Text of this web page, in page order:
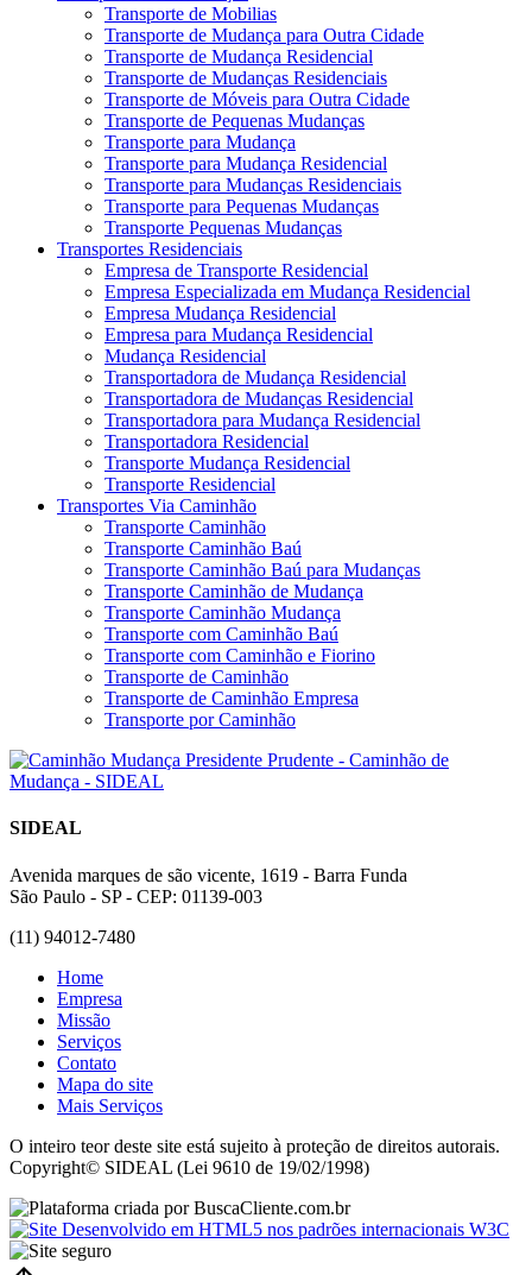
Transporte de Mobilias
Transporte de Mudança para Outra Cidade
Transporte de Mudança Residencial
Transporte de Mudanças Residenciais
Transporte de Móveis para Outra Cidade
Transporte de Pequenas Mudanças
Transporte para Mudança
Transporte para Mudança Residencial
Transporte para Mudanças Residenciais
Transporte para Pequenas Mudanças
Transporte Pequenas Mudanças
Transportes Residenciais
Empresa de Transporte Residencial
Empresa Especializada em Mudança Residencial
Empresa Mudança Residencial
Empresa para Mudança Residencial
Mudança Residencial
Transportadora de Mudança Residencial
Transportadora de Mudanças Residencial
Transportadora para Mudança Residencial
Transportadora Residencial
Transporte Mudança Residencial
Transporte Residencial
Transportes Via Caminhão
Transporte Caminhão
Transporte Caminhão Baú
Transporte Caminhão Baú para Mudanças
Transporte Caminhão de Mudança
Transporte Caminhão Mudança
Transporte com Caminhão Baú
Transporte com Caminhão e Fiorino
Transporte de Caminhão
Transporte de Caminhão Empresa
Transporte por Caminhão
SIDEAL
Avenida marques de são vicente, 1619 - Barra Funda
São Paulo - SP - CEP: 01139-003
(11) 94012-7480
Home
Empresa
Missão
Serviços
Contato
Mapa do site
Mais Serviços
O inteiro teor deste site está sujeito à proteção de direitos autorais.
Copyright© SIDEAL (Lei 9610 de 19/02/1998)